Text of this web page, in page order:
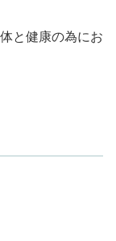
と健康の為にお